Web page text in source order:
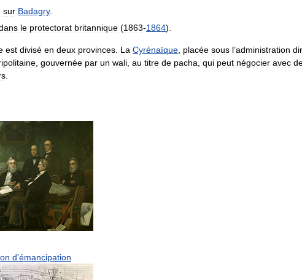
sur Badagry.
le protectorat britannique (1863-1864).
est divisé en deux provinces La Cyrénaïque placée sous l’administration
gouvernée par un wali au titre de pacha qui peut négocier avec
d'émancipation